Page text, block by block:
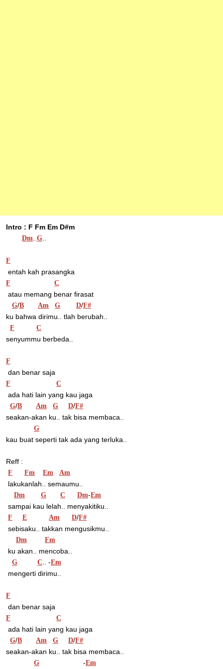
Intro : F Fm Em D#m
Dm..G..
F
entah kah prasangka
F C
atau memang benar firasat
G/B Am G D/F#
ku bahwa dirimu.. tlah berubah..
F C
senyummu berbeda..
F
dan benar saja
F C
ada hati lain yang kau jaga
G/B Am G D/F#
seakan-akan ku.. tak bisa membaca..
G
kau buat seperti tak ada yang terluka..
Reff :
F Fm Em Am
lakukanlah.. semaumu..
Dm G C Dm-Em
sampai kau lelah.. menyakitiku..
F E Am D/F#
sebisaku.. takkan mengusikmu..
Dm Fm
ku akan.. mencoba..
G C.. -Em
mengerti dirimu..
F
dan benar saja
F C
ada hati lain yang kau jaga
G/B Am G D/F#
seakan-akan ku.. tak bisa membaca..
G
                      -
Em